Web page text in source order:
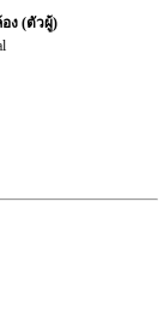
ง (ตัวผู้)